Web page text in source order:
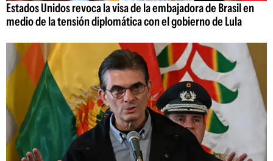
Estados Unidos revoca la visa de la embajadora de Brasil en
medio de la tensión diplomática con el gobierno de Lula